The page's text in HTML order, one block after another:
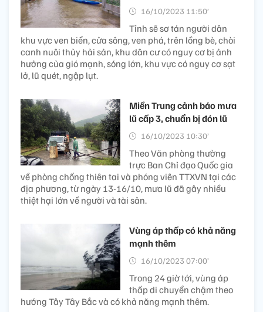
16/10/2023 11:50’
Tỉnh sẽ sơ tán người dân
khu vực ven biển, cửa sông, ven phá, trên lồng bè, chòi
canh nuôi thủy hải sản, khu dân cư có nguy cơ bị ảnh
hưởng của gió mạnh, sóng lớn, khu vực có nguy cơ sạt
lở, lũ quét, ngập lụt.
Miền Trung cảnh báo mưa
lũ cấp 3, chuẩn bị đón lũ
16/10/2023 10:30’
Theo Văn phòng thường
trực Ban Chỉ đạo Quốc gia
về phòng chống thiên tai và phóng viên TTXVN tại các
địa phương, từ ngày 13-16/10, mưa lũ đã gây nhiều
thiệt hại lớn về người và tài sản.
Vùng áp thấp có khả năng
mạnh thêm
16/10/2023 07:00’
Trong 24 giờ tới, vùng áp
thấp di chuyển chậm theo
hướng Tây Tây Bắc và có khả năng mạnh thêm.